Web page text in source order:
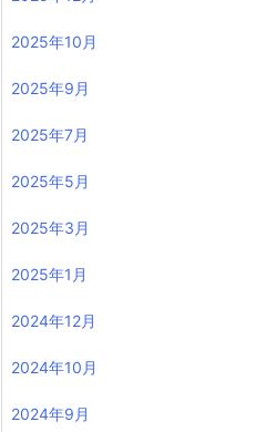
2025年10月
2025年9月
2025年7月
2025年5月
2025年3月
2025年1月
2024年12月
2024年10月
2024年9月